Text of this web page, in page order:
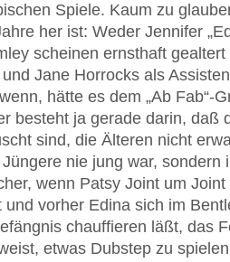
Spiele. Kaum zu
her ist: Weder Jennifer
scheinen ernsthaft
Jane Horrocks als
hätte es dem „Ab Fab“-
besteht ja gerade darin, daß
sind, die Älteren nicht
nie jung war, sondern
wenn Patsy Joint um
vorher Edina sich im
chauffieren läßt, das
etwas Dubstep zu